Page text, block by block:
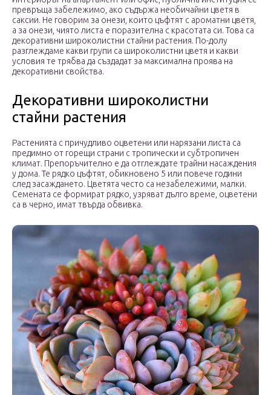
превръща забележимо, ако съдържа необичайни цветя в
саксии. Не говорим за онези, които цъфтят с ароматни цветя,
а за онези, чиято листа е поразителна с красотата си. Това са
декоративни широколистни стайни растения. По-долу
разглеждаме какви групи са широколистни цветя и какви
условия те трябва да създадат за максимална проява на
декоративни свойства.
Декоративни широколистни
стайни растения
Растенията с причудливо оцветени или нарязани листа са
предимно от горещи страни с тропически и субтропичен
климат. Препоръчително е да отглеждате трайни насаждения
у дома. Те рядко цъфтят, обикновено 5 или повече години
след засаждането. Цветята често са незабележими, малки.
Семената се формират рядко, узряват дълго време, оцветени
са в черно, имат твърда обвивка.